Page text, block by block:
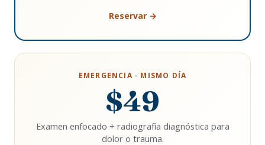
Reservar →
EMERGENCIA · MISMO DÍA
$49
Examen enfocado + radiografía diagnóstica para
dolor o trauma.